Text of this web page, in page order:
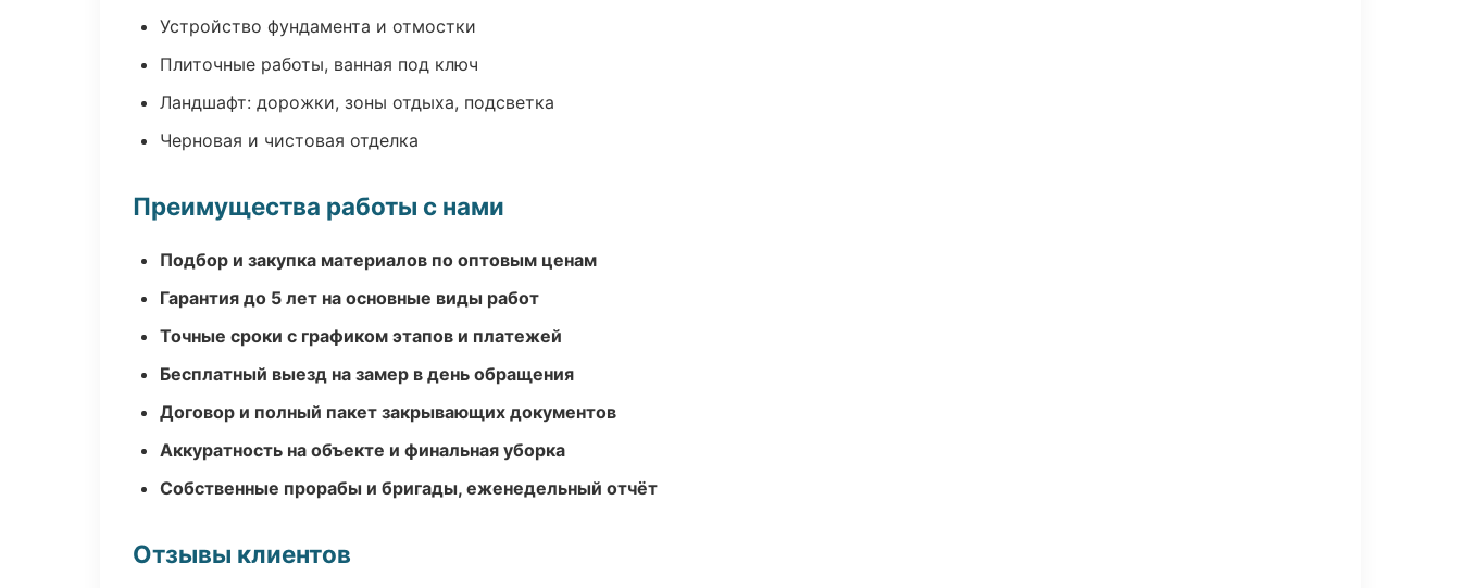
Устройство фундамента и отмостки
Плиточные работы, ванная под ключ
Ландшафт: дорожки, зоны отдыха, подсветка
Черновая и чистовая отделка
Преимущества работы с нами
Подбор и закупка материалов по оптовым ценам
Гарантия до 5 лет на основные виды работ
Точные сроки с графиком этапов и платежей
Бесплатный выезд на замер в день обращения
Договор и полный пакет закрывающих документов
Аккуратность на объекте и финальная уборка
Собственные прорабы и бригады, еженедельный отчёт
Отзывы клиентов